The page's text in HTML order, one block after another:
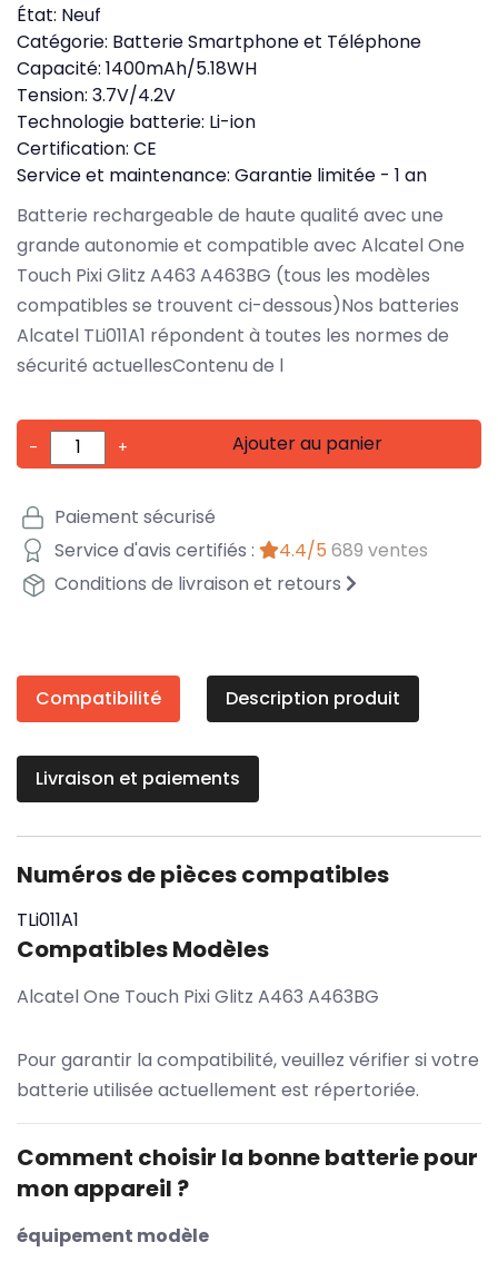
État: Neuf
Catégorie: Batterie Smartphone et Téléphone
Capacité: 1400mAh/5.18WH
Tension: 3.7V/4.2V
Technologie batterie: Li-ion
Certification: CE
Service et maintenance: Garantie limitée - 1 an
Batterie rechargeable de haute qualité avec une
grande autonomie et compatible avec Alcatel One
Touch Pixi Glitz A463 A463BG (tous les modèles
compatibles se trouvent ci-dessous)Nos batteries
Alcatel TLi011A1 répondent à toutes les normes de
sécurité actuellesContenu de l
- + Ajouter au panier
Paiement sécurisé
Service d'avis certifiés :
4.4/5 689 ventes
Conditions de livraison et retours
Compatibilité Description produit
Livraison et paiements
Numéros de pièces compatibles
TLi011A1
Compatibles Modèles
Alcatel One Touch Pixi Glitz A463 A463BG
Pour garantir la compatibilité, veuillez vérifier si votre
batterie utilisée actuellement est répertoriée.
Comment choisir la bonne batterie pour
mon appareil ?
équipement modèle